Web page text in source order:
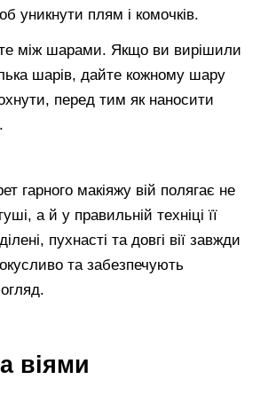
уникнути плям і комочків.
між шарами. Якщо ви вирішили
шарів, дайте кожному шару
перед тим як наносити
гарного макіяжу вій полягає не
а й у правильній техніці її
пухнасті та довгі вії завжди
та забезпечують
віями